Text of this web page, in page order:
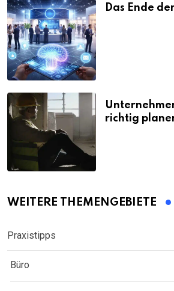
Das Ende
richtig
WEITERE THEMENGEBIETE
Praxistipps
Büro